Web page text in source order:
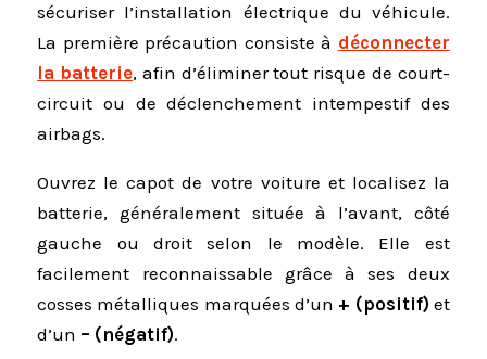
sécuriser l’installation électrique du véhicule.
La première précaution consiste à déconnecter
la batterie, afin d’éliminer tout risque de court-
circuit ou de déclenchement intempestif des
airbags.
Ouvrez le capot de votre voiture et localisez la
batterie, généralement située à l’avant, côté
gauche ou droit selon le modèle. Elle est
facilement reconnaissable grâce à ses deux
cosses métalliques marquées d’un + (positif) et
d’un – (négatif).